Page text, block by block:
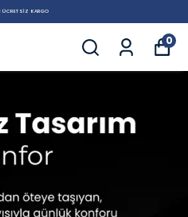
ÜCRETSIZ KARGO
0